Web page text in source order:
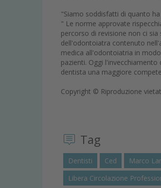
"Siamo soddisfatti di quanto
" Le norme approvate
percorso di revisione non ci
dell'odontoiatra contenuto
medica all'odontoiatria in
pazienti. Oggi
dentista una maggiore
Copyright © Riproduzione
Tag
Dentisti Ced Marco
Libera Circolazione